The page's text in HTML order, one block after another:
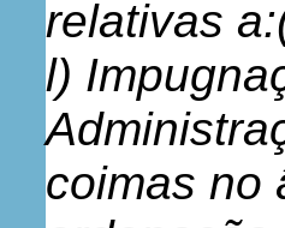
relativas
l)
coimas no